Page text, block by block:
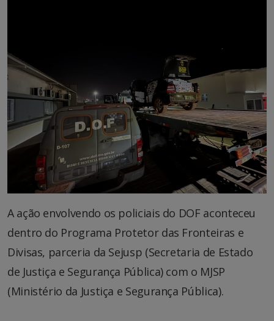
A ação envolvendo os policiais do DOF aconteceu
dentro do Programa Protetor das Fronteiras e
Divisas, parceria da Sejusp (Secretaria de Estado
de Justiça e Segurança Pública) com o MJSP
(Ministério da Justiça e Segurança Pública).